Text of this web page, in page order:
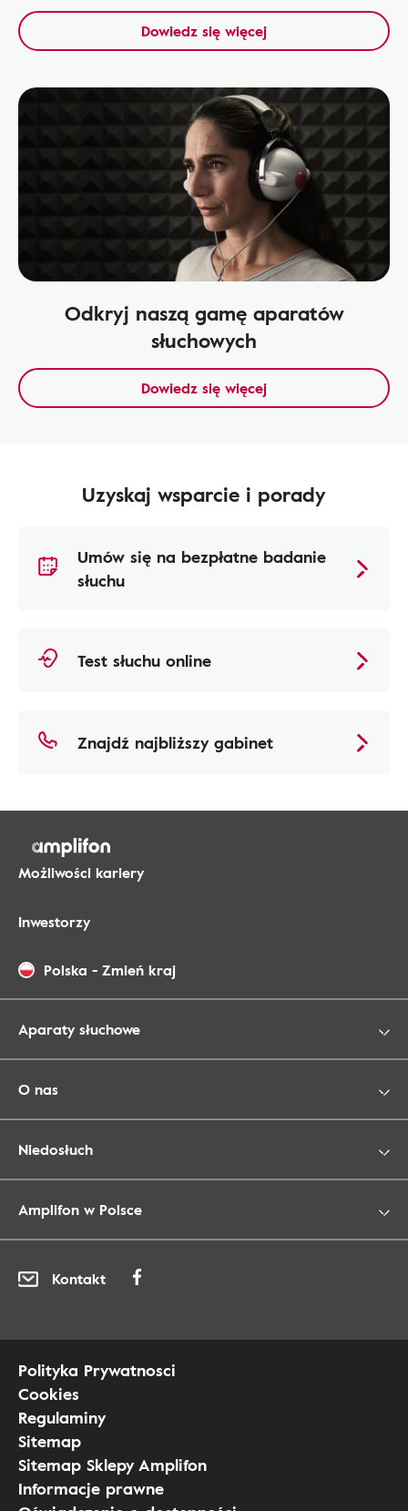
Dowiedz się więcej
Odkryj naszą gamę aparatów
słuchowych
Dowiedz się więcej
Uzyskaj wsparcie i porady
Umów się na bezpłatne badanie
słuchu
Test słuchu online
Znajdź najbliższy gabinet
Możliwości kariery
Inwestorzy
Polska - Zmień kraj
Aparaty słuchowe
O nas
Niedosłuch
Amplifon w Polsce
Kontakt
Polityka Prywatnosci
Cookies
Regulaminy
Sitemap
Sitemap Sklepy Amplifon
Informacje prawne